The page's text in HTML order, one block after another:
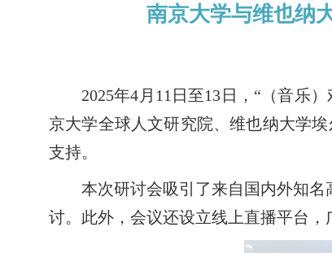
南京大学与维也纳
2025年4月11日至13日，“（音乐
京大学全球人文研究院、维也纳大学
支持。
本次研讨会吸引了来自国内外知
讨。此外，会议还设立线上直播平台，